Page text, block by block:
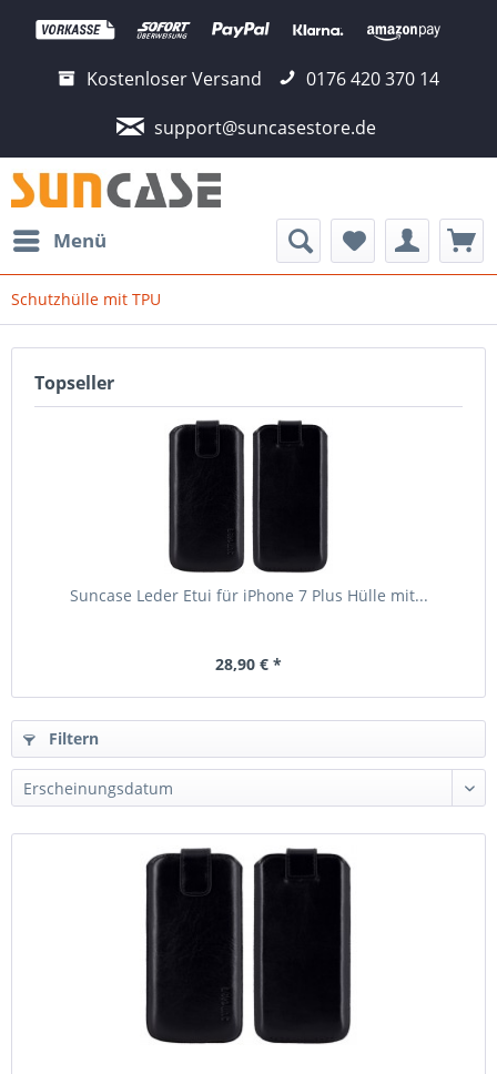
Kostenloser Versand
0176 420 370 14
support@suncasestore.de
Menü
Schutzhülle mit TPU
Topseller
Suncase Leder Etui für iPhone 7 Plus Hülle mit...
28,90 € *
Filtern